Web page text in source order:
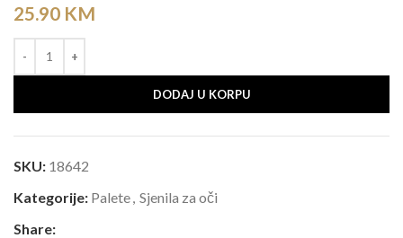
25.90 KM
DODAJ U KORPU
SKU: 18642
Kategorije: Palete Sjenila za oči
Share: